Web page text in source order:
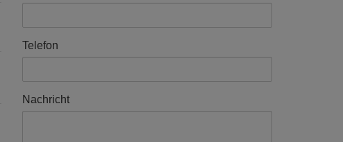
Telefon
Nachricht